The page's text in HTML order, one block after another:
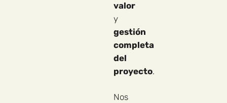
valor
y
gestión
completa
del
proyecto.
Nos